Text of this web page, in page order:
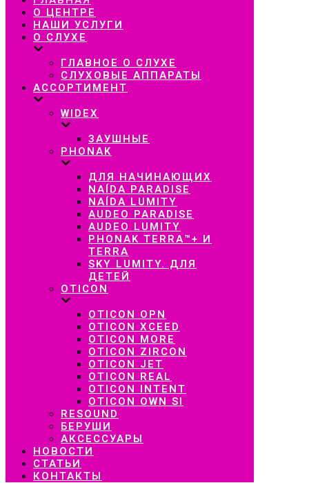
навигацию
О ЦЕНТРЕ
НАШИ УСЛУГИ
О СЛУХЕ
ГЛАВНОЕ О СЛУХЕ
СЛУХОВЫЕ АППАРАТЫ
АССОРТИМЕНТ
WIDEX
ЗАУШНЫЕ
PHONAK
ДЛЯ НАЧИНАЮЩИХ
NAÍDA PARADISE
NAÍDA LUMITY
AUDEO PARADISE
AUDEO LUMITY
PHONAK TERRA™+ И
TERRA
SKY LUMITY. ДЛЯ
ДЕТЕЙ
OTICON
OTICON OPN
OTICON XCEED
OTICON MORE
OTICON ZIRCON
OTICON JET
OTICON REAL
OTICON INTENT
OTICON OWN SI
RESOUND
БЕРУШИ
АКСЕССУАРЫ
НОВОСТИ
СТАТЬИ
КОНТАКТЫ